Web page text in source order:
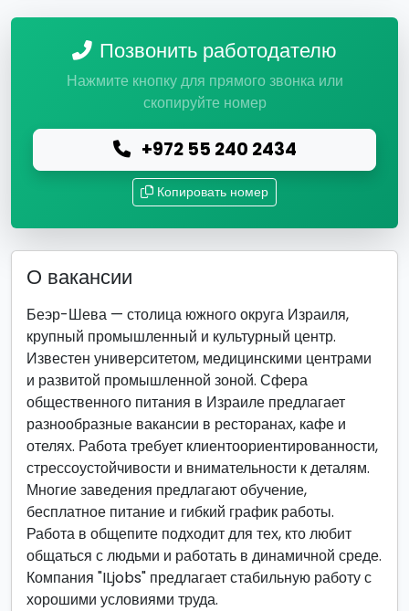
Позвонить работодателю
Нажмите кнопку для прямого звонка или
скопируйте номер
+972 55 240 2434
Копировать номер
О вакансии
Беэр-Шева — столица южного округа Израиля,
крупный промышленный и культурный центр.
Известен университетом, медицинскими центрами
и развитой промышленной зоной. Сфера
общественного питания в Израиле предлагает
разнообразные вакансии в ресторанах, кафе и
отелях. Работа требует клиентоориентированности,
стрессоустойчивости и внимательности к деталям.
Многие заведения предлагают обучение,
бесплатное питание и гибкий график работы.
Работа в общепите подходит для тех, кто любит
общаться с людьми и работать в динамичной среде.
Компания "ILjobs" предлагает стабильную работу с
хорошими условиями труда.